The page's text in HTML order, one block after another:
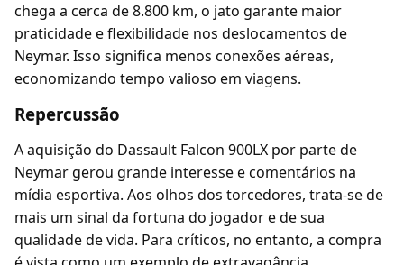
chega a cerca de 8.800 km, o jato garante maior
praticidade e flexibilidade nos deslocamentos de
Neymar. Isso significa menos conexões aéreas,
economizando tempo valioso em viagens.
Repercussão
A aquisição do Dassault Falcon 900LX por parte de
Neymar gerou grande interesse e comentários na
mídia esportiva. Aos olhos dos torcedores, trata-se de
mais um sinal da fortuna do jogador e de sua
qualidade de vida. Para críticos, no entanto, a compra